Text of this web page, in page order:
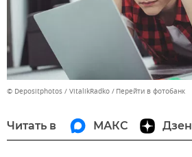
© Depositphotos / VitalikRadko Перейти в фотобанк
Читать в МАКС Дзен